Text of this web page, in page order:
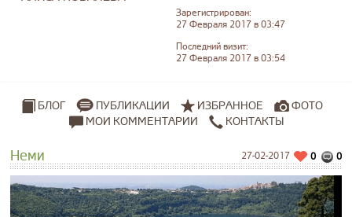
Зарегистрирован:
27 Февраля 2017 в 03:47
Последний визит:
27 Февраля 2017 в 03:54
БЛОГ ПУБЛИКАЦИИ ИЗБРАННОЕ
ФОТО
МОИ КОММЕНТАРИИ
КОНТАКТЫ
Неми 27-02-2017 0
0